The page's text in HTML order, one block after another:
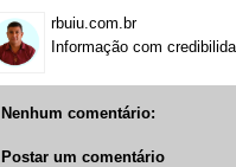
rbuiu.com.br
Informação com
Nenhum comentário:
Postar um comentário